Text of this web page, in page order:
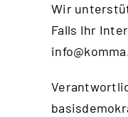
Wir
Falls Ihr